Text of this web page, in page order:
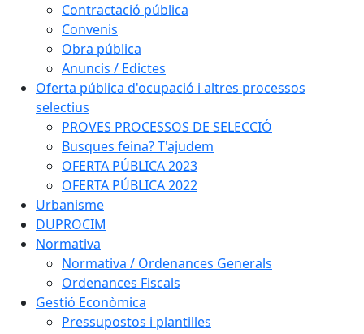
Contractació pública
Convenis
Obra pública
Anuncis / Edictes
Oferta pública d'ocupació i altres processos
selectius
PROVES PROCESSOS DE SELECCIÓ
Busques feina? T'ajudem
OFERTA PÚBLICA 2023
OFERTA PÚBLICA 2022
Urbanisme
DUPROCIM
Normativa
Normativa / Ordenances Generals
Ordenances Fiscals
Gestió Econòmica
Pressupostos i plantilles